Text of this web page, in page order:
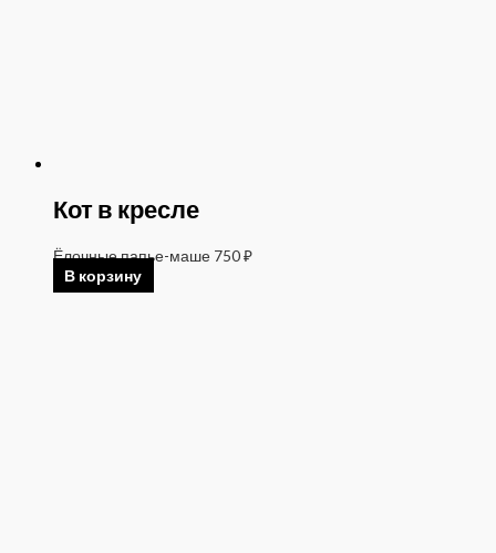
Кот в кресле
Ёлочные папье-маше 750₽
В корзину